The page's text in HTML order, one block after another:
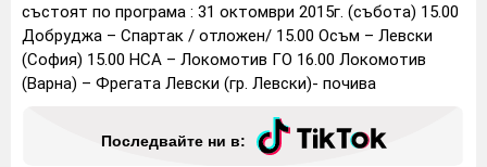
състоят по програма : 31 октомври 2015г. (събота) 15.00
Добруджа – Спартак / отложен/ 15.00 Осъм – Левски
(София) 15.00 НСА – Локомотив ГО 16.00 Локомотив
(Варна) – Фрегата Левски (гр. Левски)- почива
Последвайте ни в: